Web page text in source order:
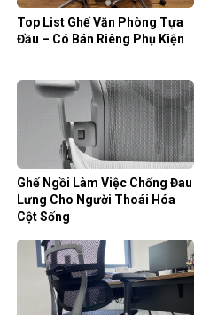
Top List Ghế Văn Phòng Tựa
Đầu – Có Bán Riêng Phụ Kiện
Ghế Ngồi Làm Việc Chống Đau
Lưng Cho Người Thoái Hóa
Cột Sống